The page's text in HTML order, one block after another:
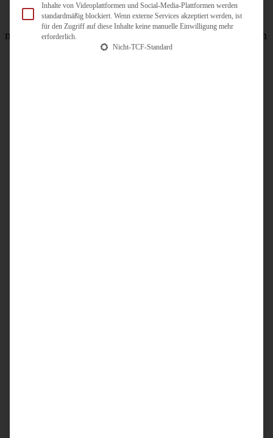
nach Belieben noch eine gute Handvoll gehobelte Mandeln
Inhalte von Videoplattformen und Social-Media-Plattformen werden
standardmäßig blockiert. Wenn externe Services akzeptiert werden, ist
für den Zugriff auf diese Inhalte keine manuelle Einwilligung mehr
erforderlich.
Nicht-TCF-Standard